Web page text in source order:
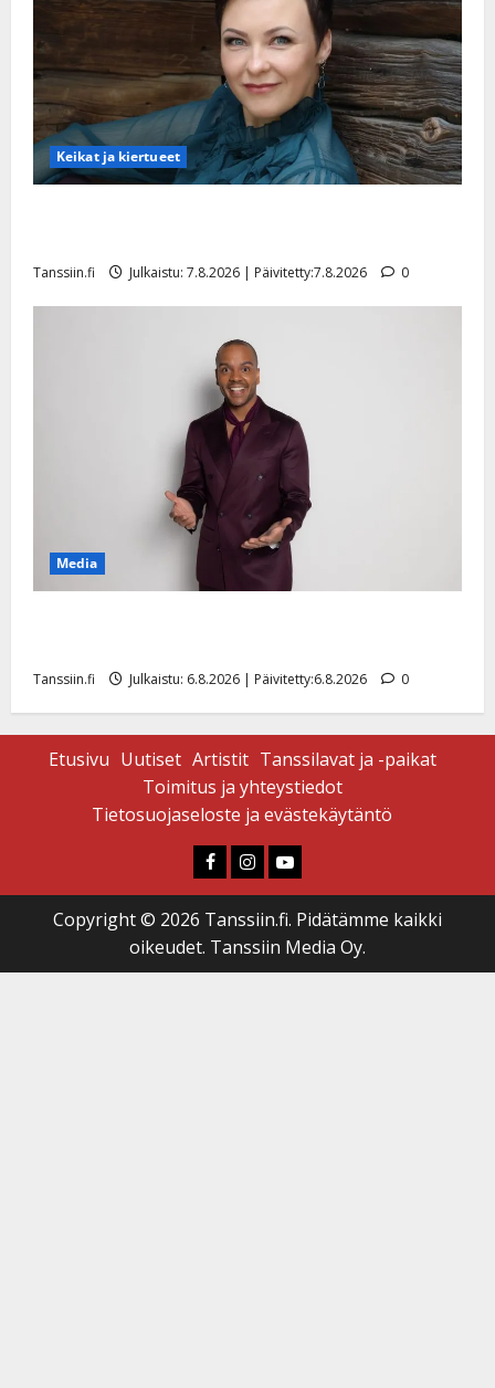
Keikat ja kiertueet
Tanssiin.fi Julkaistu: 7.8.2026 | Päivitetty:7.8.2026 0
Media
Tanssiin.fi Julkaistu: 6.8.2026 | Päivitetty:6.8.2026 0
Etusivu Uutiset Artistit Tanssilavat ja -paikat
Toimitus ja yhteystiedot
Tietosuojaseloste ja evästekäytäntö
Faceboook
Instagram
Youtube
Copyright © 2026 Tanssiin.fi. Pidätämme kaikki
oikeudet. Tanssiin Media Oy.